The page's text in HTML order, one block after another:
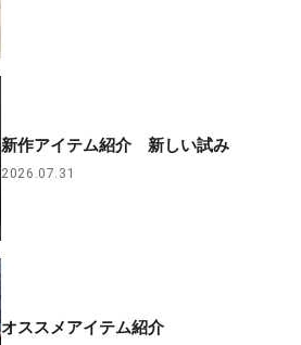
新作アイテム紹介 新しい試み
2026.07.31
オススメアイテム紹介